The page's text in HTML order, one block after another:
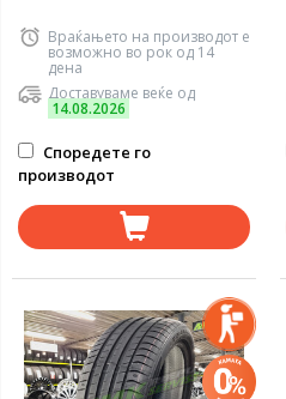
Враќањето на производот е
возможно во рок од 14
дена
Доставуваме веќе од
14.08.2026
Споредете го
производот